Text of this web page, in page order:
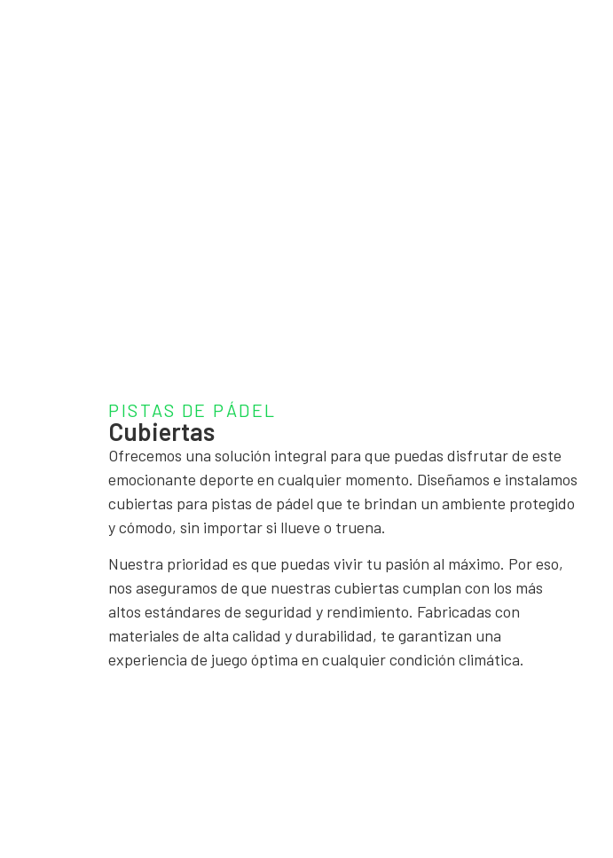
PISTAS DE PÁDEL
Cubiertas
Ofrecemos una solución integral para que puedas disfrutar de este
emocionante deporte en cualquier momento. Diseñamos e instalamos
cubiertas para pistas de pádel que te brindan un ambiente protegido
y cómodo, sin importar si llueve o truena.
Nuestra prioridad es que puedas vivir tu pasión al máximo. Por eso,
nos aseguramos de que nuestras cubiertas cumplan con los más
altos estándares de seguridad y rendimiento. Fabricadas con
materiales de alta calidad y durabilidad, te garantizan una
experiencia de juego óptima en cualquier condición climática.